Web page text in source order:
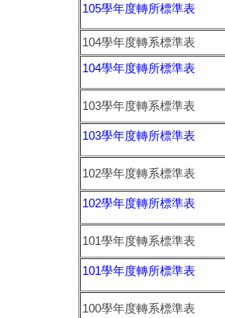
105學年度轉所標準表
104學年度轉系標準表
104學年度轉所標準表
103學年度轉系標準表
103學年度轉所標準表
102學年度轉系標準表
102學年度轉所標準表
101學年度轉系標準表
101學年度轉所標準表
100學年度轉系標準表